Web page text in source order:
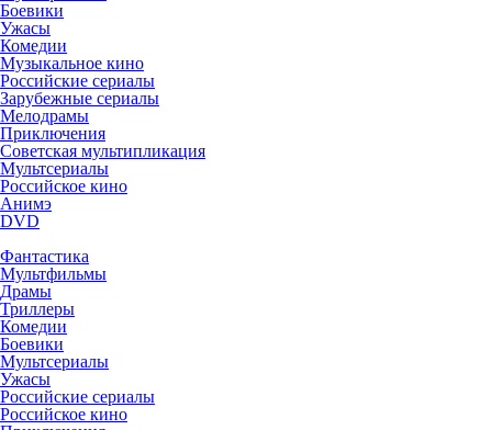
Боевики
Ужасы
Комедии
Музыкальное кино
Российские сериалы
Зарубежные сериалы
Мелодрамы
Приключения
Советская мультипликация
Мультсериалы
Российское кино
Анимэ
DVD
Фантастика
Мультфильмы
Драмы
Триллеры
Комедии
Боевики
Мультсериалы
Ужасы
Российские сериалы
Российское кино